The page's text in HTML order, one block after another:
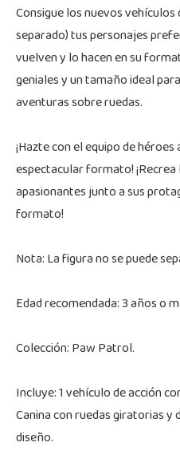
Consigue los nuevos
separado) tus personajes
vuelven y lo hacen en su
geniales y un tamaño ideal
aventuras sobre ruedas.
¡Hazte con el equipo de
espectacular formato!
apasionantes junto a sus
formato!
Nota: La figura no se puede
Edad recomendada: 3 años o
Colección: Paw Patrol.
Incluye: 1 vehículo de acción
Canina con ruedas giratorias y
diseño.